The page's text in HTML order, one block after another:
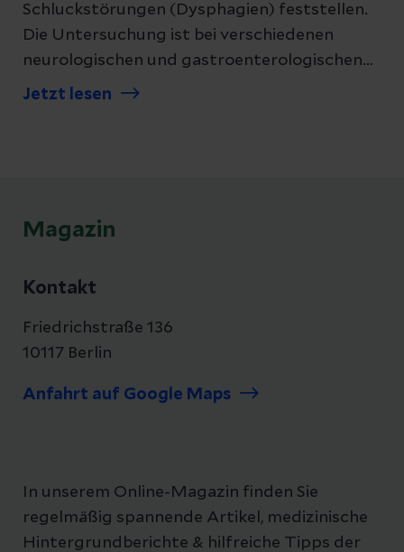
Schluckstörungen (Dysphagien) feststellen.
Die Untersuchung ist bei verschiedenen
neurologischen und gastroenterologischen
Erkrankungen sinnvoll und teilweise sogar
Jetzt lesen
Magazin
Kontakt
Friedrichstraße 136
10117 Berlin
Anfahrt auf Google Maps
In unserem Online-Magazin finden Sie
regelmäßig spannende Artikel, medizinische
Hintergrundberichte & hilfreiche Tipps der